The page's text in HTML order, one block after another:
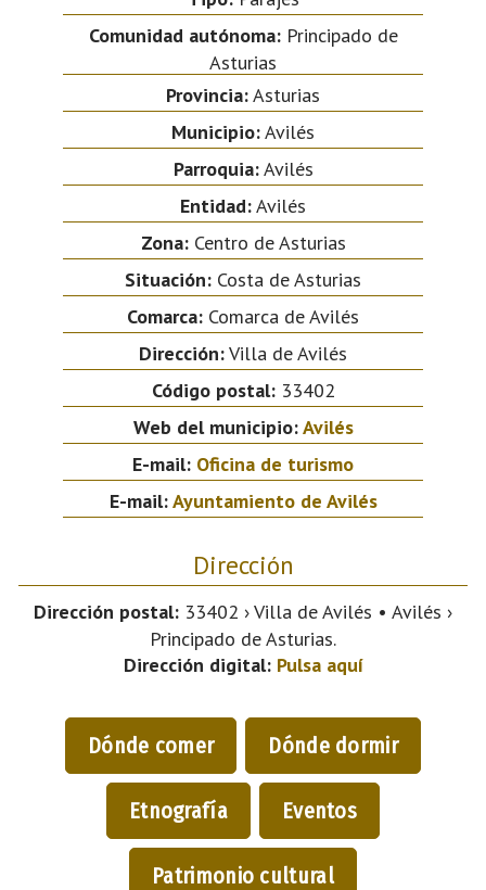
Comunidad autónoma:Principado de
Asturias
Provincia:Asturias
Municipio:Avilés
Parroquia:Avilés
Entidad:Avilés
Zona:Centro de Asturias
Situación: Costa de Asturias
Comarca: Comarca de Avilés
Dirección:Villa de Avilés
Código postal:33402
Web del municipio:Avilés
E-mail: Oficina de turismo
E-mail:Ayuntamiento de Avilés
Dirección
Dirección postal: 33402 › Villa de Avilés • Avilés ›
Principado de Asturias.
Dirección digital: Pulsa aquí
Dónde comer Dónde dormir
Etnografía Eventos
Patrimonio cultural